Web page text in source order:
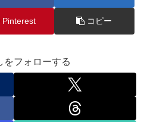
Pinterest コピー
をフォローする